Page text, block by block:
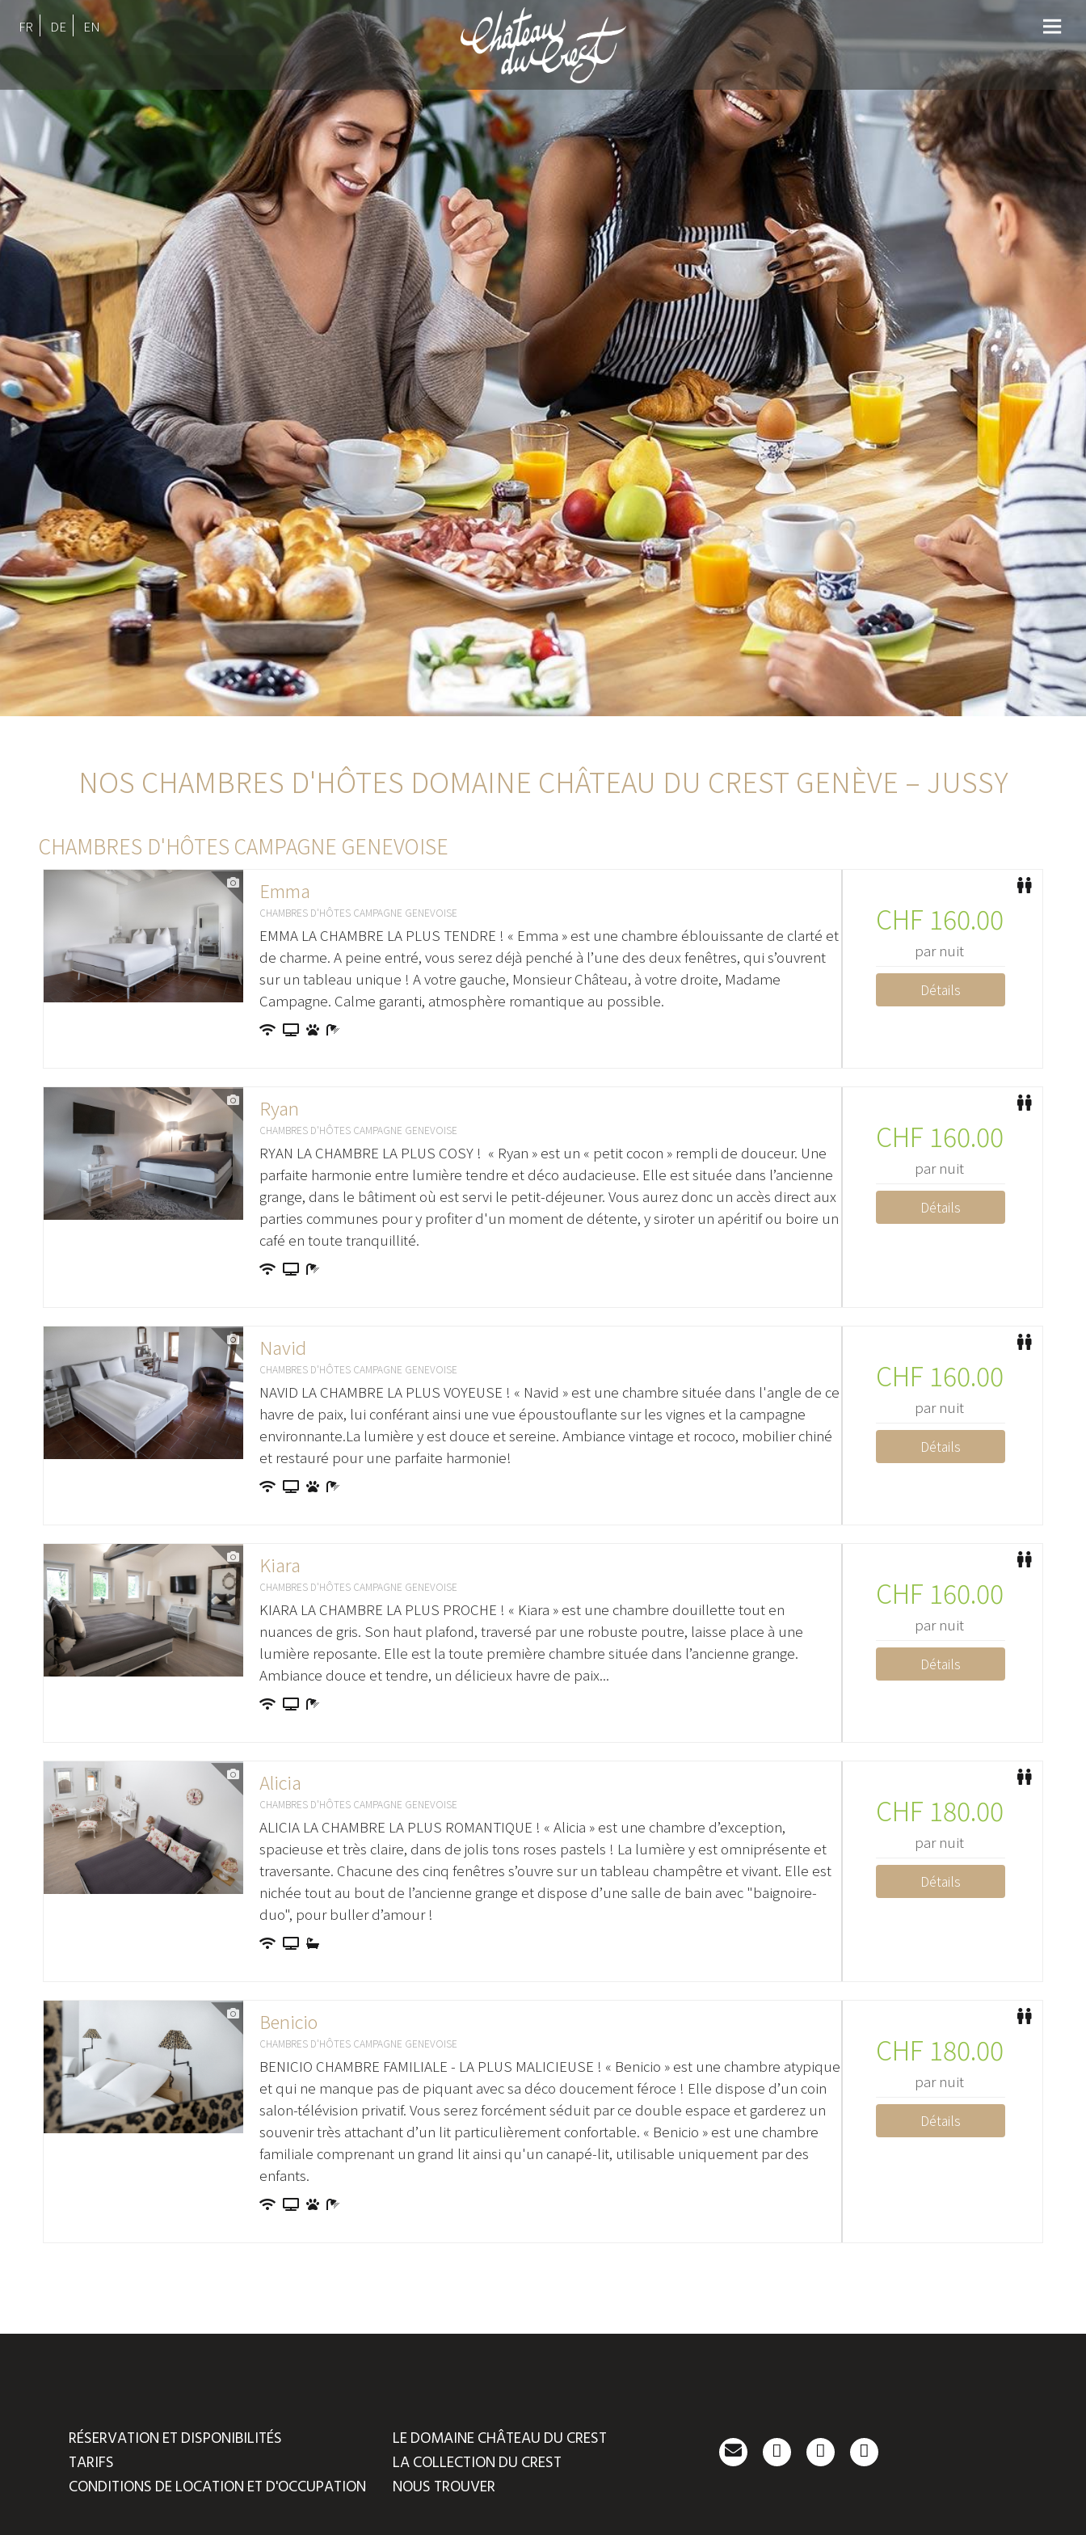
FR DE EN
NOS CHAMBRES D'HÔTES DOMAINE CHÂTEAU DU CREST GENÈVE – JUSSY
CHAMBRES D'HÔTES CAMPAGNE GENEVOISE
Emma
CHAMBRES D'HÔTES CAMPAGNE GENEVOISE
EMMA LA CHAMBRE LA PLUS TENDRE ! « Emma » est une chambre éblouissante de clarté et
de charme. A peine entré, vous serez déjà penché à l’une des deux fenêtres, qui s’ouvrent
sur un tableau unique ! A votre gauche, Monsieur Château, à votre droite, Madame
Campagne. Calme garanti, atmosphère romantique au possible.
CHF 160.00
par nuit
Détails
Ryan
CHAMBRES D'HÔTES CAMPAGNE GENEVOISE
RYAN LA CHAMBRE LA PLUS COSY ! « Ryan » est un « petit cocon » rempli de douceur. Une
parfaite harmonie entre lumière tendre et déco audacieuse. Elle est située dans l’ancienne
grange, dans le bâtiment où est servi le petit-déjeuner. Vous aurez donc un accès direct aux
parties communes pour y profiter d'un moment de détente, y siroter un apéritif ou boire un
café en toute tranquillité.
CHF 160.00
par nuit
Détails
Navid
CHAMBRES D'HÔTES CAMPAGNE GENEVOISE
NAVID LA CHAMBRE LA PLUS VOYEUSE ! « Navid » est une chambre située dans l'angle de ce
havre de paix, lui conférant ainsi une vue époustouflante sur les vignes et la campagne
environnante.La lumière y est douce et sereine. Ambiance vintage et rococo, mobilier chiné
et restauré pour une parfaite harmonie!
CHF 160.00
par nuit
Détails
Kiara
CHAMBRES D'HÔTES CAMPAGNE GENEVOISE
KIARA LA CHAMBRE LA PLUS PROCHE ! « Kiara » est une chambre douillette tout en
nuances de gris. Son haut plafond, traversé par une robuste poutre, laisse place à une
lumière reposante. Elle est la toute première chambre située dans l’ancienne grange.
Ambiance douce et tendre, un délicieux havre de paix...
CHF 160.00
par nuit
Détails
Alicia
CHAMBRES D'HÔTES CAMPAGNE GENEVOISE
ALICIA LA CHAMBRE LA PLUS ROMANTIQUE ! « Alicia » est une chambre d’exception,
spacieuse et très claire, dans de jolis tons roses pastels ! La lumière y est omniprésente et
traversante. Chacune des cinq fenêtres s’ouvre sur un tableau champêtre et vivant. Elle est
nichée tout au bout de l’ancienne grange et dispose d’une salle de bain avec "baignoire-
duo", pour buller d’amour !
CHF 180.00
par nuit
Détails
Benicio
CHAMBRES D'HÔTES CAMPAGNE GENEVOISE
BENICIO CHAMBRE FAMILIALE - LA PLUS MALICIEUSE ! « Benicio » est une chambre atypique
et qui ne manque pas de piquant avec sa déco doucement féroce ! Elle dispose d’un coin
salon-télévision privatif. Vous serez forcément séduit par ce double espace et garderez un
souvenir très attachant d’un lit particulièrement confortable. « Benicio » est une chambre
familiale comprenant un grand lit ainsi qu'un canapé-lit, utilisable uniquement par des
enfants.
CHF 180.00
par nuit
Détails
RÉSERVATION ET DISPONIBILITÉS
TARIFS
CONDITIONS DE LOCATION ET D'OCCUPATION
LE DOMAINE CHÂTEAU DU CREST
LA COLLECTION DU CREST
NOUS TROUVER